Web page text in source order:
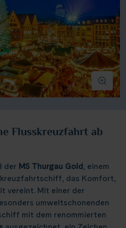
Flusskreuzfahrt ab
der MS Thurgau Gold , einem
das Komfort,
vereint. Mit einer der
umweltschonenden
mit dem renommierten